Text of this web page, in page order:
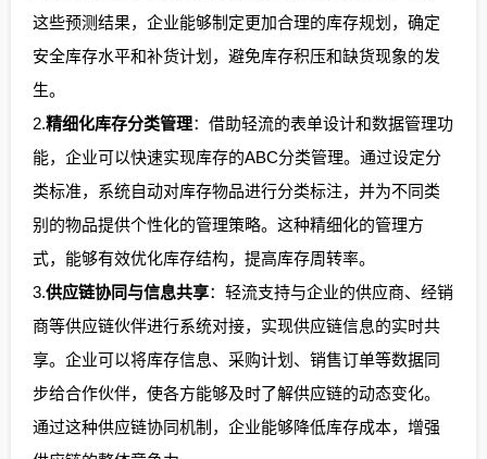
这些预测结果，企业能够制定更加合理的库存规划，确定
安全库存水平和补货计划，避免库存积压和缺货现象的发
生。
2.精细化库存分类管理：借助轻流的表单设计和数据管理功
能，企业可以快速实现库存的ABC分类管理。通过设定分
类标准，系统自动对库存物品进行分类标注，并为不同类
别的物品提供个性化的管理策略。这种精细化的管理方
式，能够有效优化库存结构，提高库存周转率。
3.供应链协同与信息共享：轻流支持与企业的供应商、经销
商等供应链伙伴进行系统对接，实现供应链信息的实时共
享。企业可以将库存信息、采购计划、销售订单等数据同
步给合作伙伴，使各方能够及时了解供应链的动态变化。
通过这种供应链协同机制，企业能够降低库存成本，增强